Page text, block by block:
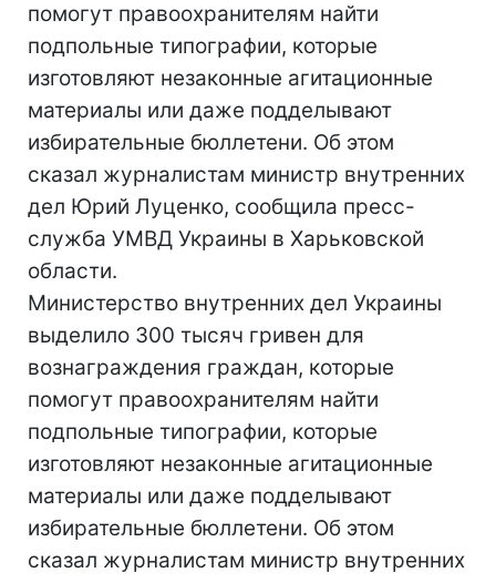
помогут правоохранителям найти
подпольные типографии, которые
изготовляют незаконные агитационные
материалы или даже подделывают
избирательные бюллетени. Об этом
сказал журналистам министр внутренних
дел Юрий Луценко, сообщила пресс-
служба УМВД Украины в Харьковской
области.
Министерство внутренних дел Украины
выделило 300 тысяч гривен для
вознаграждения граждан, которые
помогут правоохранителям найти
подпольные типографии, которые
изготовляют незаконные агитационные
материалы или даже подделывают
избирательные бюллетени. Об этом
сказал журналистам министр внутренних